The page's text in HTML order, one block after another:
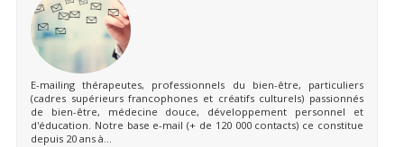
E-mailing thérapeutes, professionnels du bien-être, particuliers
(cadres supérieurs francophones et créatifs culturels) passionnés
de bien-être, médecine douce, développement personnel et
d'éducation. Notre base e-mail (+ de 120 000 contacts) ce constitue
depuis 20 ans à...